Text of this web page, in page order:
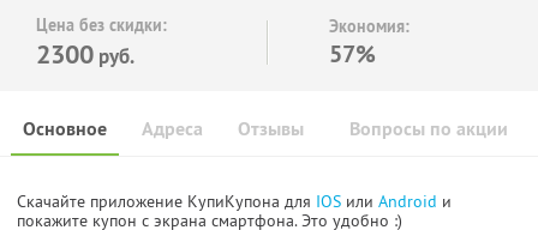
Цена без скидки:
2300 руб.
Экономия:
57%
Основное Отзывы Вопросы по акции
Адреса
Скачайте приложение КупиКупона для IOS или Android и
покажите купон с экрана смартфона. Это удобно :)